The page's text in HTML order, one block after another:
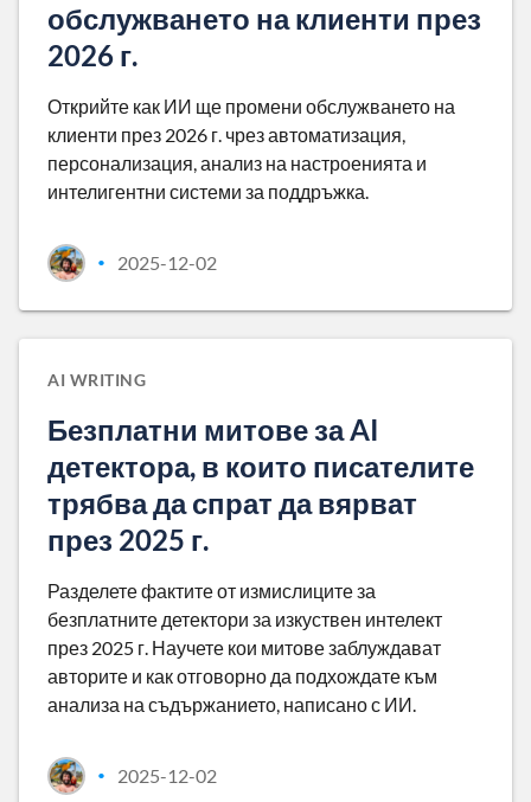
обслужването на клиенти през
2026 г.
Открийте как ИИ ще промени обслужването на
клиенти през 2026 г. чрез автоматизация,
персонализация, анализ на настроенията и
интелигентни системи за поддръжка.
• 2025-12-02
AI WRITING
Безплатни митове за AI
детектора, в които писателите
трябва да спрат да вярват
през 2025 г.
Разделете фактите от измислиците за
безплатните детектори за изкуствен интелект
през 2025 г. Научете кои митове заблуждават
авторите и как отговорно да подхождате към
анализа на съдържанието, написано с ИИ.
• 2025-12-02